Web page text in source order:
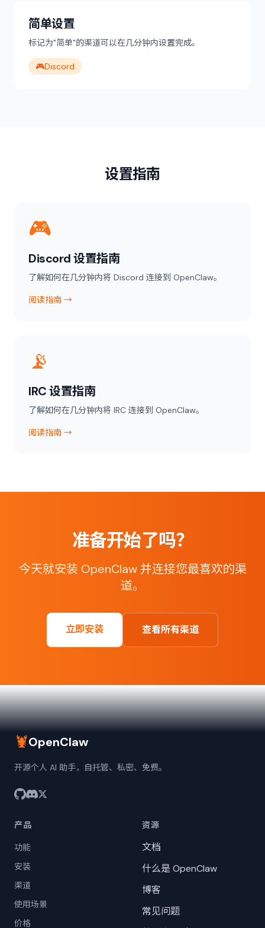
简单设置
标记为"简单"的渠道可以在几分钟内设置完成。
🎮Discord
设置指南
🎮
Discord 设置指南
了解如何在几分钟内将 Discord 连接到 OpenClaw。
阅读指南 →
📡
IRC 设置指南
了解如何在几分钟内将 IRC 连接到 OpenClaw。
阅读指南 →
准备开始了吗？
今天就安装 OpenClaw 并连接您最喜欢的渠
道。
立即安装 查看所有渠道
🦞OpenClaw
开源个人 AI 助手，自托管、私密、免费。
产品
功能
安装
渠道
使用场景
价格
资源
文档
什么是 OpenClaw
博客
常见问题